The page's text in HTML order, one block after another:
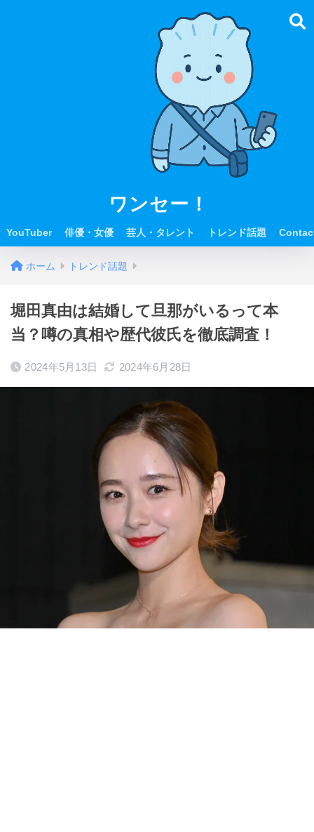
ワンセー！
YouTuber 俳優・女優 芸人・タレント トレンド話題
ホーム トレンド話題
堀田真由は結婚して旦那がいるって本
当？噂の真相や歴代彼氏を徹底調査！
2024年5月13日 2024年6月28日